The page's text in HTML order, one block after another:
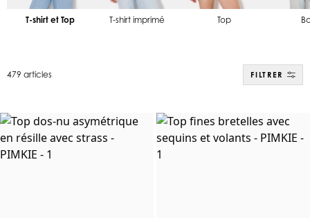
T-shirt et Top T-shirt imprimé Top
479 articles FILTRER